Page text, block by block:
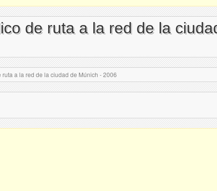
de ruta a la red de la
a la red de la ciudad de Múnich - 2006